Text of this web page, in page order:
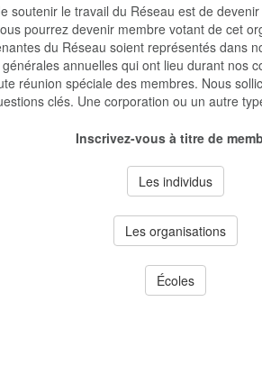
soutenir le travail du Réseau est de
pourrez devenir membre votant de cet
du Réseau soient représentés dans
annuelles qui ont lieu durant nos
réunion spéciale des membres. Nous
clés. Une corporation ou un autre
Inscrivez-vous à titre de
Les individus
Les organisations
Écoles